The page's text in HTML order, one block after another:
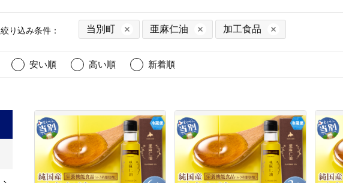
絞り込み条件： 当別町 亜麻仁油 加工食品
安い順 高い順 新着順